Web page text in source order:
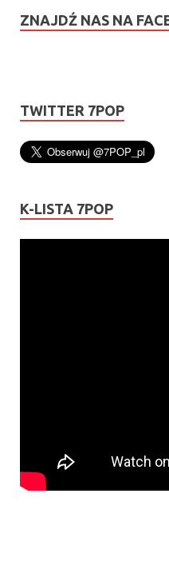
ZNAJDŹ NAS NA
TWITTER 7POP
K-LISTA 7POP